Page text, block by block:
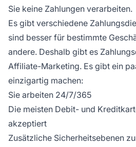
Sie keine Zahlungen verarbeiten.
Es gibt verschiedene
sind besser für bestimmte
andere. Deshalb gibt es
Affiliate-Marketing. Es gibt ein
einzigartig machen:
Sie arbeiten 24/7/365
Die meisten Debit- und
akzeptiert
Zusätzliche Sicherheitsebenen